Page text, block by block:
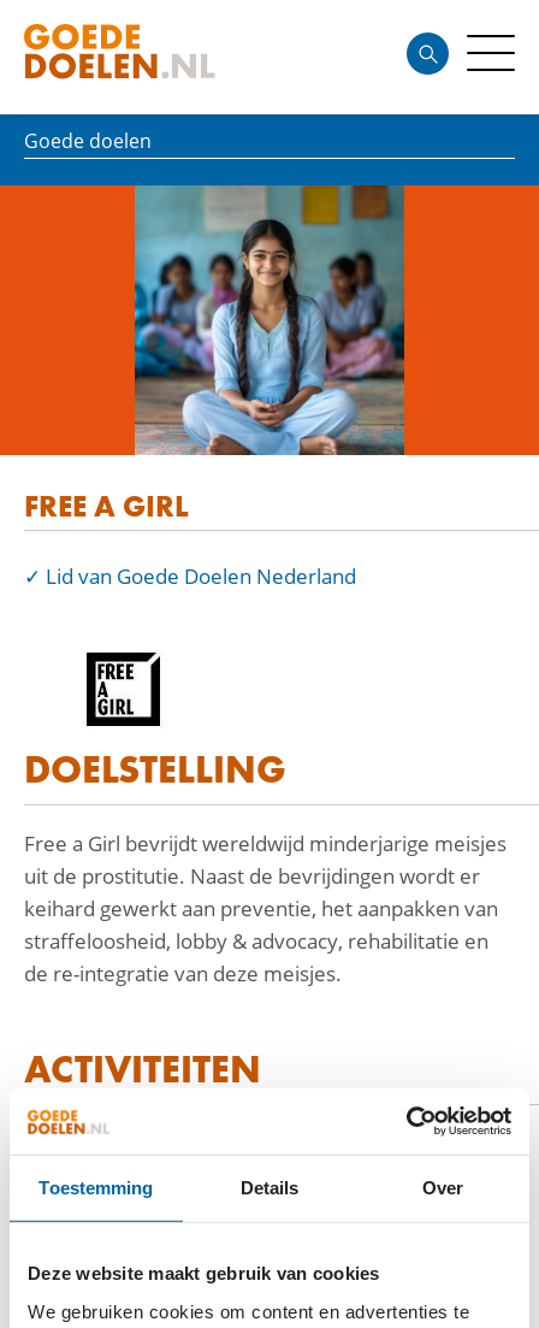
Toestemming Details Over
Deze website maakt gebruik van cookies
We gebruiken cookies om content en advertenties te
Goede doelen
FREE A GIRL
Lid van Goede Doelen Nederland
DOELSTELLING
Free a Girl bevrijdt wereldwijd minderjarige meisjes
uit de prostitutie. Naast de bevrijdingen wordt er
keihard gewerkt aan preventie, het aanpakken van
straffeloosheid, lobby & advocacy, rehabilitatie en
de re-integratie van deze meisjes.
ACTIVITEITEN
Bevrijdingen
Straffeloosheid bestrijden
en Smart Rescue